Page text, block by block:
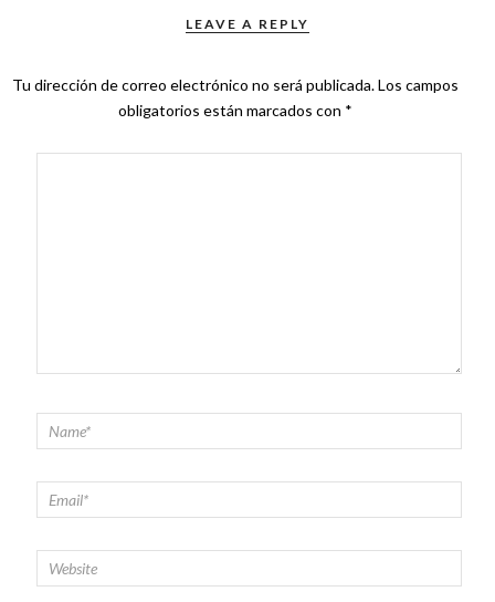
LEAVE A REPLY
Tu dirección de correo electrónico no será publicada.Los campos
obligatorios están marcados con *